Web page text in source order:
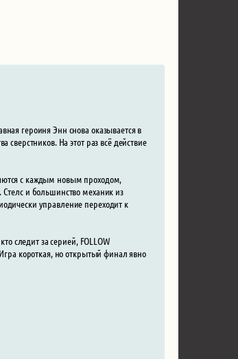
героиня Энн снова оказывается в
На этот раз всё действие
с каждым новым проходом,
и большинство механик из
управление переходит к
следит за серией, FOLLOW
короткая, но открытый финал явно